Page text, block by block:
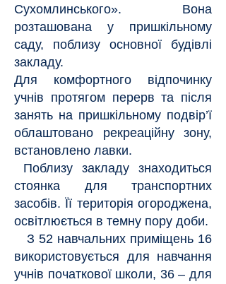
Сухомлинського». Вона
розташована у пришкільному
саду, поблизу основної будівлі
закладу.
Для комфортного відпочинку
учнів протягом перерв та після
занять на пришкільному подвір’ї
облаштовано рекреаційну зону,
встановлено лавки.
Поблизу закладу знаходиться
стоянка для транспортних
засобів. Її територія огороджена,
освітлюється в темну пору доби.
З 52 навчальних приміщень 16
використовується для навчання
учнів початкової школи, 36 – для